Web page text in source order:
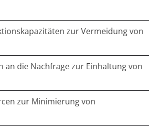
zur Vermeidung von
die Nachfrage zur Einhaltung von
zur Minimierung von